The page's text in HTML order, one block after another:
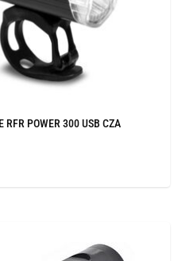
RFR POWER 300 USB CZA